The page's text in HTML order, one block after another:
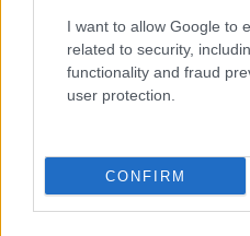
I want to allow Google to
related to security,
functionality and fraud
user protection.
CONFIRM
mtothorsi 2020. július 13.
Augusztus 21. és 29.
meghirdetett